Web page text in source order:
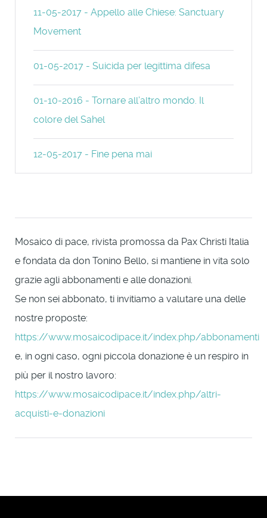
11-05-2017 - Appello alle Chiese: Sanctuary
Movement
01-05-2017 - Suicida per legittima difesa
01-10-2016 - Tornare all’altro mondo. Il
colore del Sahel
12-05-2017 - Fine pena mai
Mosaico di pace, rivista promossa da Pax Christi Italia
e fondata da don Tonino Bello, si mantiene in vita solo
grazie agli abbonamenti e alle donazioni.
Se non sei abbonato, ti invitiamo a valutare una delle
nostre proposte:
https://www.mosaicodipace.it/index.php/abbonamenti
e, in ogni caso, ogni piccola donazione è un respiro in
più per il nostro lavoro:
https://www.mosaicodipace.it/index.php/altri-
acquisti-e-donazioni